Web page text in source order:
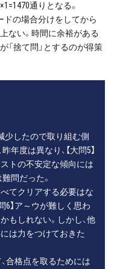
通りとなる。
ドの場合分けをしてから
ない。時間に余裕がある
「捨て問」とするのが得策
少したので取り組む側
年度は異なり、【大問5】
トの不安定な傾向には
問だった。
てクリアする必要はな
6】ア～ウが難しく思わ
もしれない。しかし、他
は力をつけておきた
合格点を取るためには